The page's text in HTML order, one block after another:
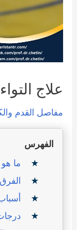
علاج
مفاصل القدم
الفهرس
ما هو